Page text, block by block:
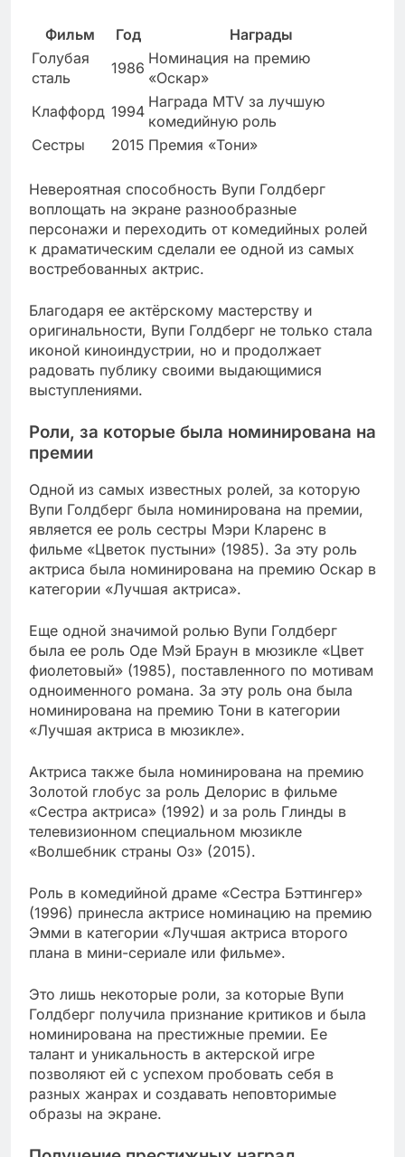
Фильм Год
Награды
Голубая
сталь
1986
Номинация на премию
«Оскар»
Клаффорд 1994
Награда MTV за лучшую
комедийную роль
Сестры
2015 Премия «Тони»
Невероятная способность Вупи Голдберг
воплощать на экране разнообразные
персонажи и переходить от комедийных ролей
к драматическим сделали ее одной из самых
востребованных актрис.
Благодаря ее актёрскому мастерству и
оригинальности, Вупи Голдберг не только стала
иконой киноиндустрии, но и продолжает
радовать публику своими выдающимися
выступлениями.
Роли, за которые была номинирована на
премии
Одной из самых известных ролей, за которую
Вупи Голдберг была номинирована на премии,
является ее роль сестры Мэри Кларенс в
фильме «Цветок пустыни» (1985). За эту роль
актриса была номинирована на премию Оскар в
категории «Лучшая актриса».
Еще одной значимой ролью Вупи Голдберг
была ее роль Оде Мэй Браун в мюзикле «Цвет
фиолетовый» (1985), поставленного по мотивам
одноименного романа. За эту роль она была
номинирована на премию Тони в категории
«Лучшая актриса в мюзикле».
Актриса также была номинирована на премию
Золотой глобус за роль Делорис в фильме
«Сестра актриса» (1992) и за роль Глинды в
телевизионном специальном мюзикле
«Волшебник страны Оз» (2015).
Роль в комедийной драме «Сестра Бэттингер»
(1996) принесла актрисе номинацию на премию
Эмми в категории «Лучшая актриса второго
плана в мини-сериале или фильме».
Это лишь некоторые роли, за которые Вупи
Голдберг получила признание критиков и была
номинирована на престижные премии. Ее
талант и уникальность в актерской игре
позволяют ей с успехом пробовать себя в
разных жанрах и создавать неповторимые
образы на экране.